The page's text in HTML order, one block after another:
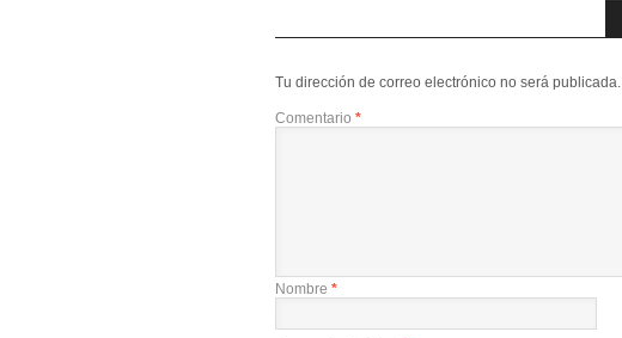
Tu dirección de correo electrónico no será publicada.
Comentario *
Nombre *